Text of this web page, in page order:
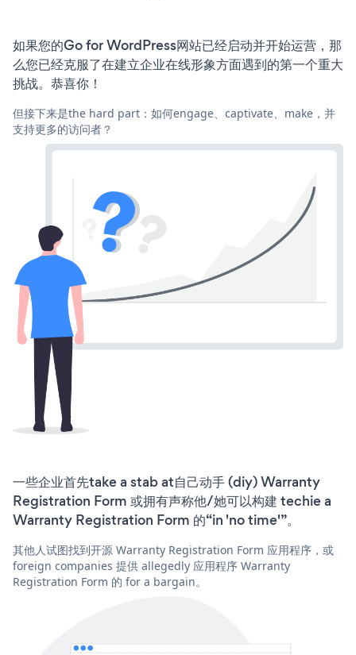
如果您的Go for WordPress网站已经启动并开始运营，那
么您已经克服了在建立企业在线形象方面遇到的第一个重大
挑战。恭喜你！
但接下来是the hard part：如何engage、captivate、make，并
支持更多的访问者？
一些企业首先take a stab at自己动手 (diy) Warranty
Registration Form 或拥有声称他/她可以构建 techie a
Warranty Registration Form 的“in 'no time'”。
其他人试图找到开源 Warranty Registration Form 应用程序，或
foreign companies 提供 allegedly 应用程序 Warranty
Registration Form 的 for a bargain。